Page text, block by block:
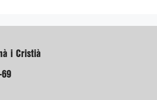
i Cristià
69